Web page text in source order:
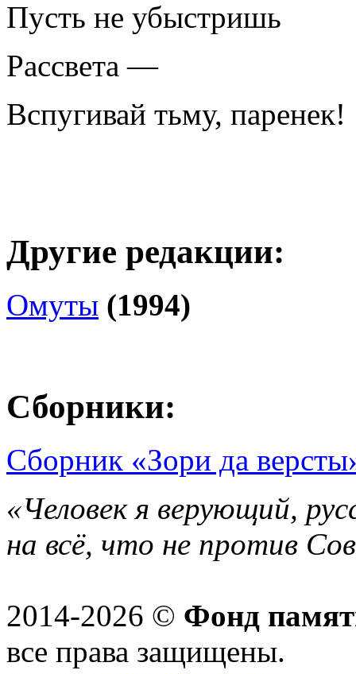
Пусть не убыстришь
Рассвета —
Вспугивай тьму, паренек!
Другие редакции:
Омуты (1994)
Сборники:
Сборник «Зори да
«Человек я верующий,
на всё, что не против
2014-2026 © Фонд
все права защищены.